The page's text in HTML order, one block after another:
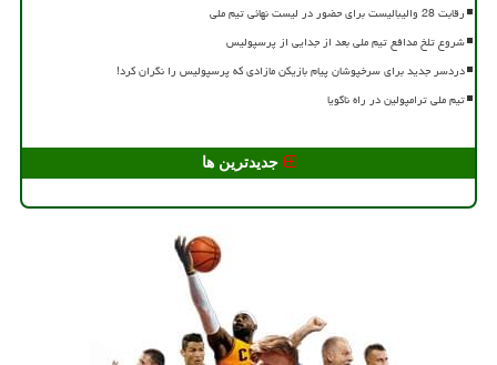
رقابت 28 والیبالیست برای حضور در لیست نهائی تیم ملی
شروع تلخ مدافع تیم ملی بعد از جدایی از پرسپولیس
دردسر جدید برای سرخپوشان پیام بازیکن مازادی که پرسپولیس را نگران کرد!
تیم ملی ترامپولین در راه ناگویا
جدیدترین ها